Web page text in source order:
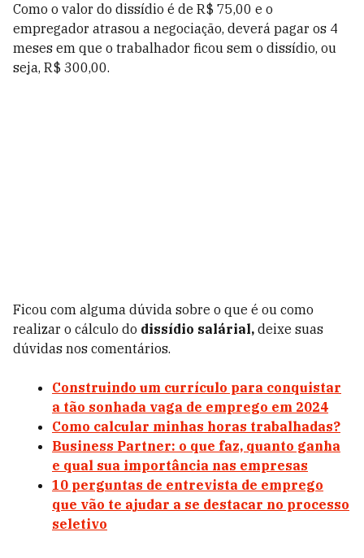
Como o valor do dissídio é de R$ 75,00 e o
empregador atrasou a negociação, deverá pagar os 4
meses em que o trabalhador ficou sem o dissídio, ou
seja, R$ 300,00.
Ficou com alguma dúvida sobre o que é ou como
realizar o cálculo do dissídio salárial, deixe suas
dúvidas nos comentários.
Construindo um currículo para conquistar
a tão sonhada vaga de emprego em 2024
Como calcular minhas horas trabalhadas?
Business Partner: o que faz, quanto ganha
e qual sua importância nas empresas
10 perguntas de entrevista de emprego
que vão te ajudar a se destacar no processo
seletivo